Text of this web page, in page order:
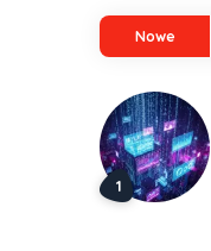
Nowe